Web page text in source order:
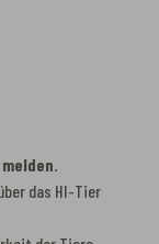
das HI-Tier